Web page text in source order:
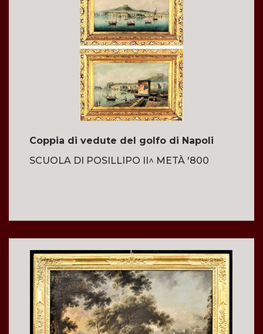
Coppia di vedute del golfo di Napoli
SCUOLA DI POSILLIPO II^ METÀ '800